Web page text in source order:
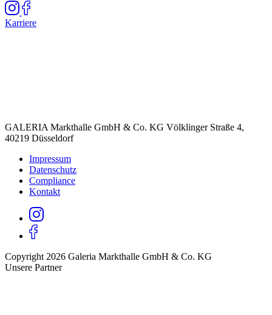
Karriere
GALERIA Markthalle GmbH & Co. KG Völklinger Straße 4,
40219 Düsseldorf
Impressum
Datenschutz
Compliance
Kontakt
Copyright 2026 Galeria Markthalle GmbH & Co. KG
Unsere Partner